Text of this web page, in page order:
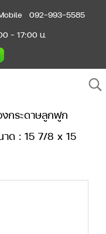
092-993-5585
- 17:00 น.
กระดาษลูกฟูก
ด : 15 7/8 x 15